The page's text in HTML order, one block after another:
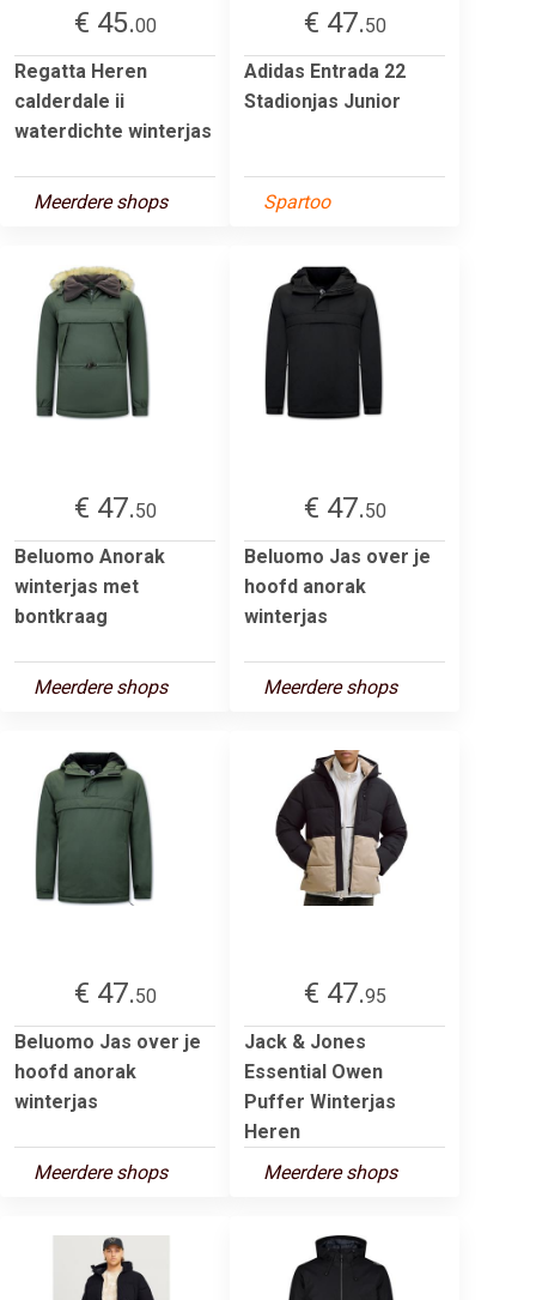
€ 45.00
Regatta Heren
calderdale ii
waterdichte winterjas
Meerdere shops
€ 47.50
Adidas Entrada 22
Stadionjas Junior
Spartoo
€ 47.50
Beluomo Anorak
winterjas met
bontkraag
Meerdere shops
€ 47.50
Beluomo Jas over je
hoofd anorak
winterjas
Meerdere shops
€ 47.50
Beluomo Jas over je
hoofd anorak
winterjas
Meerdere shops
€ 47.95
Jack & Jones
Essential Owen
Puffer Winterjas
Heren
Meerdere shops